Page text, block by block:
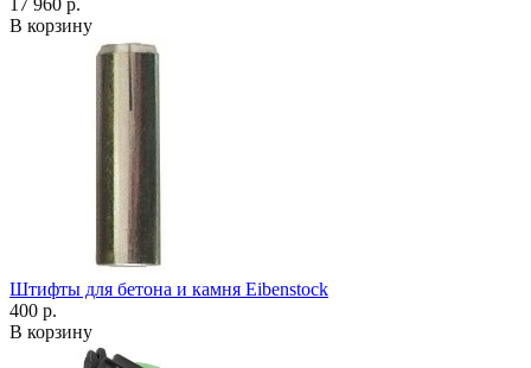
В корзину
Штифты для бетона и камня Eibenstock
400 р.
В корзину